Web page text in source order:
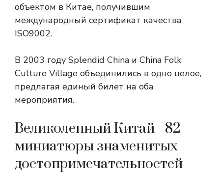
объектом в Китае, получившим
международный сертификат качества
ISO9002.
В 2003 году Splendid China и China Folk
Culture Village объединились в одно целое,
предлагая единый билет на оба
мероприятия.
Великолепный Китай - 82
миниатюры знаменитых
достопримечательностей